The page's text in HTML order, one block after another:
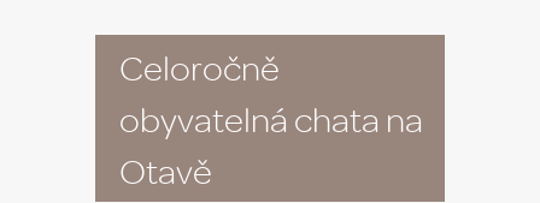
Celoročně
obyvatelná chata na
Otavě